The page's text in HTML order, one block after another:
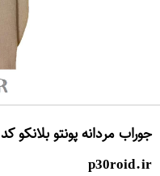
جوراب مردانه پونتو بلانکو کد 000-1348910
p30roid.ir